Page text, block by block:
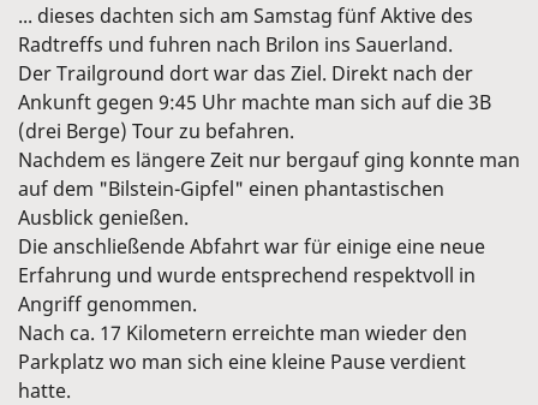
... dieses dachten sich am Samstag fünf Aktive des
Radtreffs und fuhren nach Brilon ins Sauerland.
Der Trailground dort war das Ziel. Direkt nach der
Ankunft gegen 9:45 Uhr machte man sich auf die 3B
(drei Berge) Tour zu befahren.
Nachdem es längere Zeit nur bergauf ging konnte man
auf dem "Bilstein-Gipfel" einen phantastischen
Ausblick genießen.
Die anschließende Abfahrt war für einige eine neue
Erfahrung und wurde entsprechend respektvoll in
Angriff genommen.
Nach ca. 17 Kilometern erreichte man wieder den
Parkplatz wo man sich eine kleine Pause verdient
hatte.